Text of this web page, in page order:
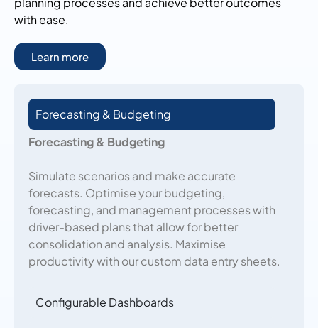
with ease.
Learn more
Forecasting & Budgeting
Forecasting & Budgeting
Simulate scenarios and make accurate
forecasts. Optimise your budgeting,
forecasting, and management processes with
driver-based plans that allow for better
consolidation and analysis. Maximise
productivity with our custom data entry sheets.
Configurable Dashboards